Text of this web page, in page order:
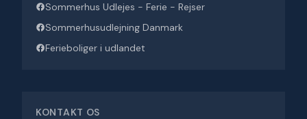
Sommerhus Udlejes - Ferie - Rejser
Sommerhusudlejning Danmark
Ferieboliger i udlandet
KONTAKT OS